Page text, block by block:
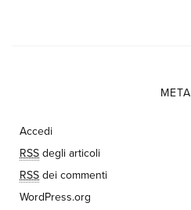
META
Accedi
RSS degli articoli
RSS dei commenti
WordPress.org